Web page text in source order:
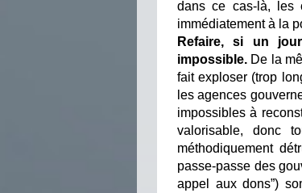
dans ce cas-là, les
immédiatement à la
Refaire, si un
impossible. De la
fait exploser (trop
les agences
impossibles à
valorisable, donc
méthodiquement
passe-passe des
appel aux dons”)